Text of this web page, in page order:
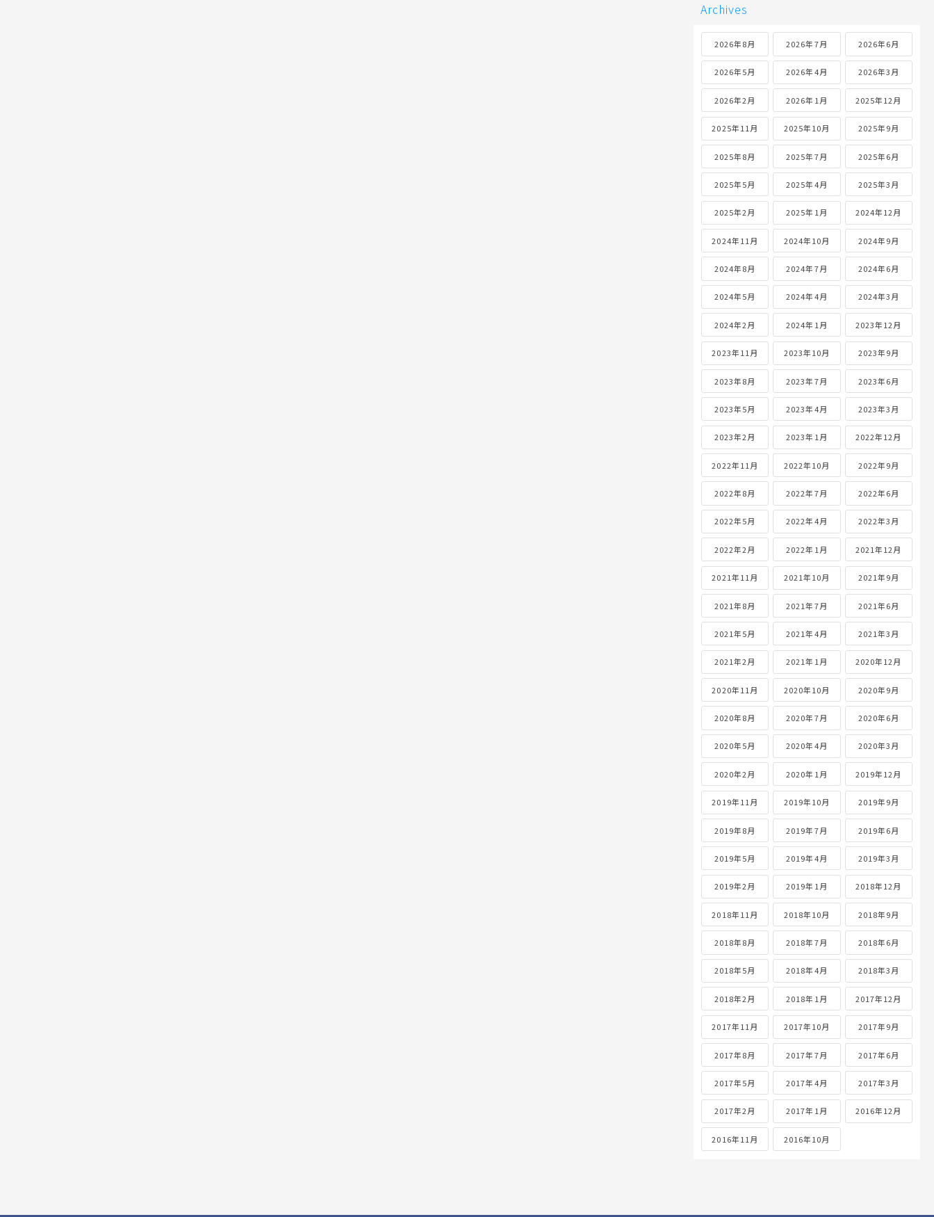
Archives
2026年8月 2026年7月 2026年6月
2026年5月 2026年4月 2026年3月
2026年2月 2026年1月 2025年12月
2025年11月 2025年10月 2025年9月
2025年8月 2025年7月 2025年6月
2025年5月 2025年4月 2025年3月
2025年2月 2025年1月 2024年12月
2024年11月 2024年10月 2024年9月
2024年8月 2024年7月 2024年6月
2024年5月 2024年4月 2024年3月
2024年2月 2024年1月 2023年12月
2023年11月 2023年10月 2023年9月
2023年8月 2023年7月 2023年6月
2023年5月 2023年4月 2023年3月
2023年2月 2023年1月 2022年12月
2022年11月 2022年10月 2022年9月
2022年8月 2022年7月 2022年6月
2022年5月 2022年4月 2022年3月
2022年2月 2022年1月 2021年12月
2021年11月 2021年10月 2021年9月
2021年8月 2021年7月 2021年6月
2021年5月 2021年4月 2021年3月
2021年2月 2021年1月 2020年12月
2020年11月 2020年10月 2020年9月
2020年8月 2020年7月 2020年6月
2020年5月 2020年4月 2020年3月
2020年2月 2020年1月 2019年12月
2019年11月 2019年10月 2019年9月
2019年8月 2019年7月 2019年6月
2019年5月 2019年4月 2019年3月
2019年2月 2019年1月 2018年12月
2018年11月 2018年10月 2018年9月
2018年8月 2018年7月 2018年6月
2018年5月 2018年4月 2018年3月
2018年2月 2018年1月 2017年12月
2017年11月 2017年10月 2017年9月
2017年8月 2017年7月 2017年6月
2017年5月 2017年4月 2017年3月
2017年2月 2017年1月 2016年12月
2016年11月 2016年10月